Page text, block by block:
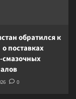
обратился к
поставках
смазочных
0